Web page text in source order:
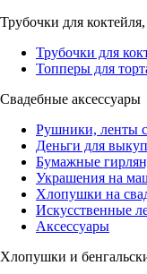
Трубочки для
Трубочки для
Топперы для
Свадебные аксессуары
Рушники, ленты
Деньги для
Бумажные
Украшения на
Хлопушки на
Искусственные
Аксессуары
Хлопушки и